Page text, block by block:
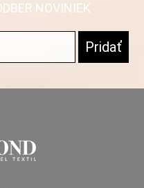
NOVINIEK